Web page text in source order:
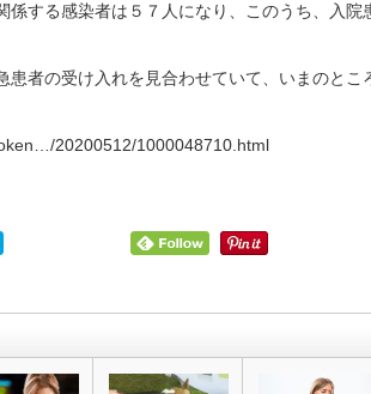
係する感染者は５７人になり、このうち、入院
患者の受け入れを見合わせていて、いまのとこ
20200512/1000048710.html